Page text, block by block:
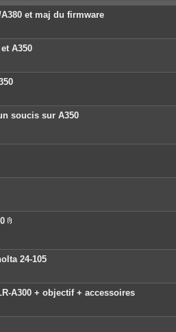
et maj du firmware
A350
soucis sur A350
c
e
o
i
e
24-105
A300 + objectif + accessoires